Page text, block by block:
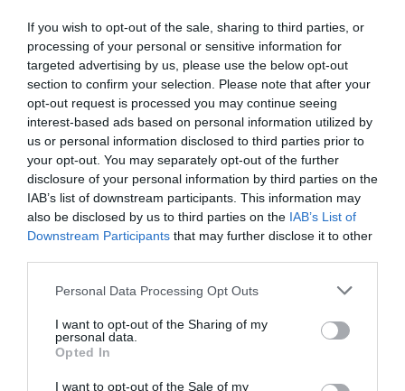
If you wish to opt-out of the sale, sharing to third parties, or
processing of your personal or sensitive information for
targeted advertising by us, please use the below opt-out
section to confirm your selection. Please note that after your
opt-out request is processed you may continue seeing
interest-based ads based on personal information utilized by
us or personal information disclosed to third parties prior to
your opt-out. You may separately opt-out of the further
disclosure of your personal information by third parties on the
IAB’s list of downstream participants. This information may
also be disclosed by us to third parties on the IAB’s List of
Downstream Participants that may further disclose it to other
Please note that this website/app uses one or more Google
not limited to your visit or usage behaviour. You may click to
grant or deny consent to Google and its third-party tags to
use your data for below specified purposes in below Google
consent section.
Personal Data Processing Opt Outs
I want to opt-out of the Sharing of my
personal data.
Opted In
I want to opt-out of the Sale of my
Διαβάστε όλες τιςειδήσεις για την Εύβοια
Διαβάστε όλες τιςτελευταίες ειδήσειςγια την
Ελλάδακαι τονΚόσμοστοevima.gr
TAGS: ΓΙΟΡΤΗ ΜΗΤΕΡΑΣ
ΡΟΗ ΕΙΔΗΣΕΩΝ
Εύβοια: Η μαύρη επέτειος της
καταστροφικής πυρκαγιάς – Το
Εύβοια: Πότε θα γίνει ο
καθιερωμένος έρανος για το
«Στιφάδο της Παναγίας»